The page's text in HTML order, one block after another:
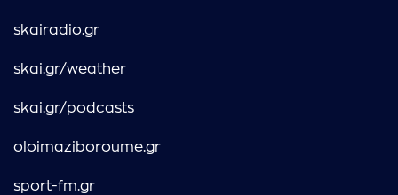
skairadio.gr
skai.gr/weather
skai.gr/podcasts
oloimaziboroume.gr
sport-fm.gr